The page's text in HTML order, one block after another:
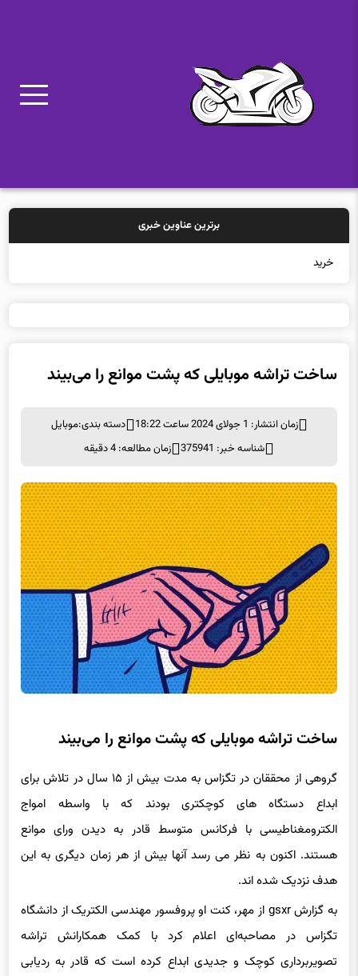
برترین عناوین خبری
خرید بیمه: سن
ساخت تراشه موبایلی که پشت موانع را می‌بیند
زمان انتشار: 1 جولای 2024 ساعت 18:22 دسته بندی:موبايل
شناسه خبر: 375941
زمان مطالعه: 4 دقیقه
ساخت تراشه موبایلی که پشت موانع را می‌بیند
گروهی از محققان در تگزاس به مدت بیش از ۱۵ سال در تلاش برای
ابداع دستگاه های کوچکتری بودند که با واسطه امواج
الکترومغناطیسی با فرکانس متوسط قادر به دیدن ورای موانع
هستند. اکنون به نظر می رسد آنها بیش از هر زمان دیگری به این
هدف نزدیک شده اند.
به گزارش gsxr از مهر، کنت او پروفسور مهندسی الکتریک از دانشگاه
تگزاس در مصاحبه‌ای اعلام کرد با کمک همکارانش تراشه
تصویربرداری کوچک و جدیدی ابداع کرده است که قادر به ردیابی